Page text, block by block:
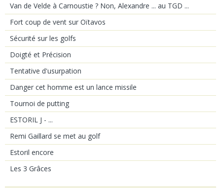
Van de Velde à Carnoustie ? Non, Alexandre ... au TGD ...
Fort coup de vent sur Oïtavos
Sécurité sur les golfs
Doigté et Précision
Tentative d'usurpation
Danger cet homme est un lance missile
Tournoi de putting
ESTORIL J - ...
Remi Gaillard se met au golf
Estoril encore
Les 3 Grâces